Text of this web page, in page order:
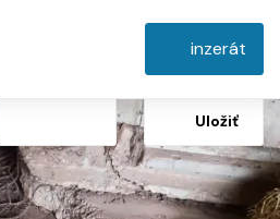
inzerát
Uložiť